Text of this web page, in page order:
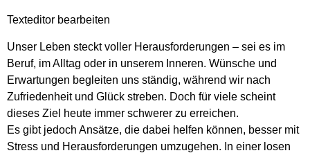
Texteditor bearbeiten
Unser Leben steckt voller Herausforderungen – sei es im
Beruf, im Alltag oder in unserem Inneren. Wünsche und
Erwartungen begleiten uns ständig, während wir nach
Zufriedenheit und Glück streben. Doch für viele scheint
dieses Ziel heute immer schwerer zu erreichen.
Es gibt jedoch Ansätze, die dabei helfen können, besser mit
Stress und Herausforderungen umzugehen. In einer losen